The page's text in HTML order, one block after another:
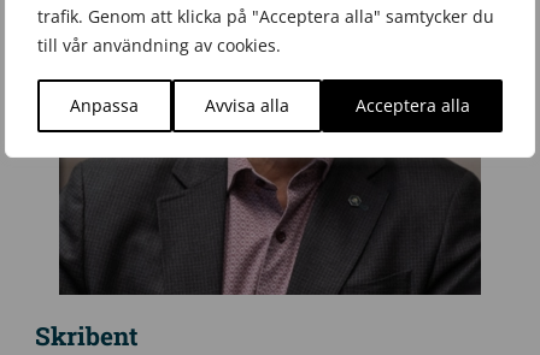
trafik. Genom att klicka på "Acceptera alla" samtycker du
till vår användning av cookies.
Anpassa Avvisa alla Acceptera alla
Skribent